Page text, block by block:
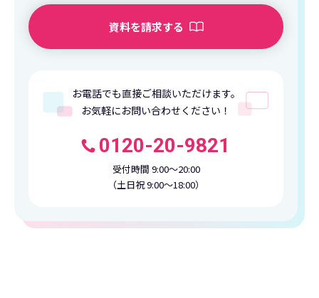
資料を請求する
お電話でも直接ご相談いただけます。
お気軽にお問い合わせください！
0120-20-9821
受付時間 9:00〜20:00
（土日祝 9:00〜18:00）